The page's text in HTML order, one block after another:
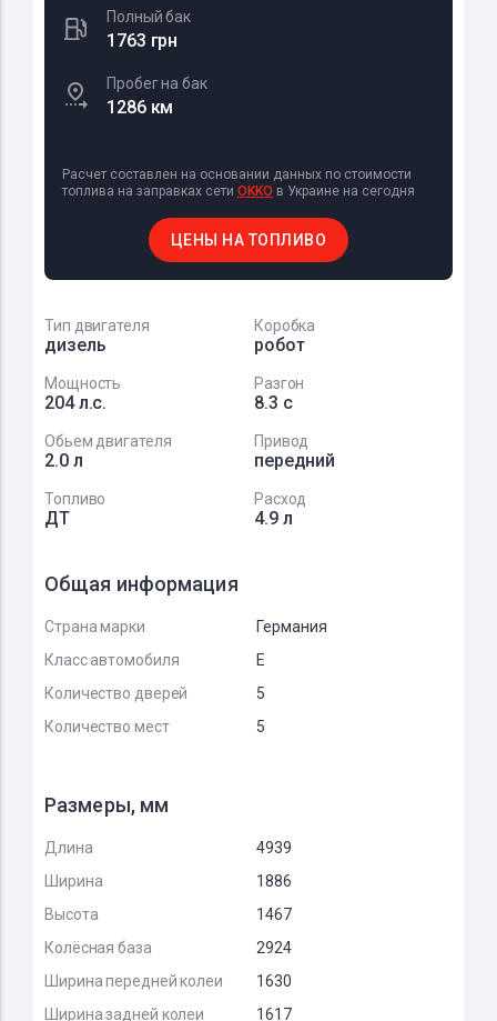
Полный бак
1763 грн
Пробег на бак
1286 км
Расчет составлен на основании данных по стоимости
топлива на заправках сети OKKO в Украине на сегодня
ЦЕНЫ НА ТОПЛИВО
Тип двигателя
дизель
Коробка
робот
Мощность
204 л.с.
Разгон
8.3 с
Обьем двигателя
2.0 л
Привод
передний
Топливо
ДТ
Расход
4.9 л
Общая информация
Страна марки
Германия
Класс автомобиля
E
Количество дверей
5
Количество мест
5
Размеры, мм
Длина
4939
Ширина
1886
Высота
1467
Колёсная база
2924
Ширина передней колеи
1630
Ширина задней колеи
1617